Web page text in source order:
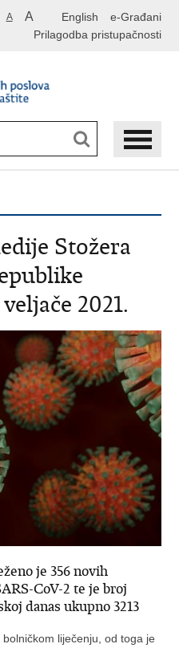
English e-Građani
A A
Prilagodba pristupačnosti
Stožera
2021.
je 356 novih
CoV-2 te je broj
danas ukupno 3213
liječenju, od toga je